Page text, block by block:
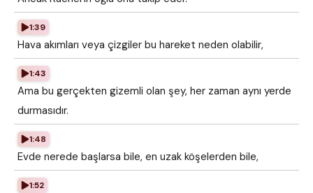
1:39
Hava akımları veya çizgiler bu hareket neden olabilir,
1:43
Ama bu gerçekten gizemli olan şey, her zaman aynı yerde
durmasıdır.
1:48
Evde nerede başlarsa bile, en uzak köşelerden bile,
1:52